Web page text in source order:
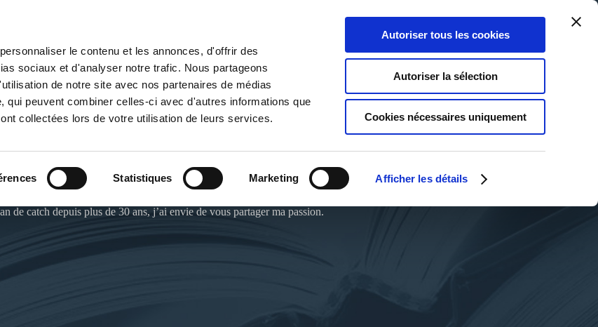
le contenu et les annonces, d'offrir des
sociaux et d'analyser notre trafic. Nous partageons
de notre site avec nos partenaires de médias
qui peuvent combiner celles-ci avec d'autres informations que
collectées lors de votre utilisation de leurs services.
Statistiques Marketing Afficher les détails
Autoriser tous les cookies
Autoriser la sélection
Cookies nécessaires uniquement
0
Panier
0
Ma liste
Connexion
UN LIVRE LIBRAIRIE
de catch depuis plus de 30 ans, j’ai envie de vous partager ma passion.